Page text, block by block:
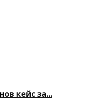
кейс за...